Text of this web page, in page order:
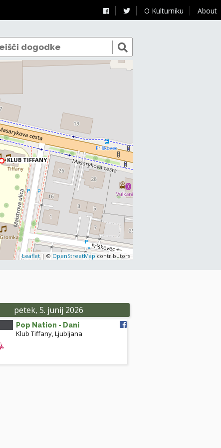
O Kulturniku About
KLUB TIFFANY
Leaflet| © OpenStreetMapcontributors
petek, 5. junij 2026
Pop Nation - Dani
Klub Tiffany,Ljubljana